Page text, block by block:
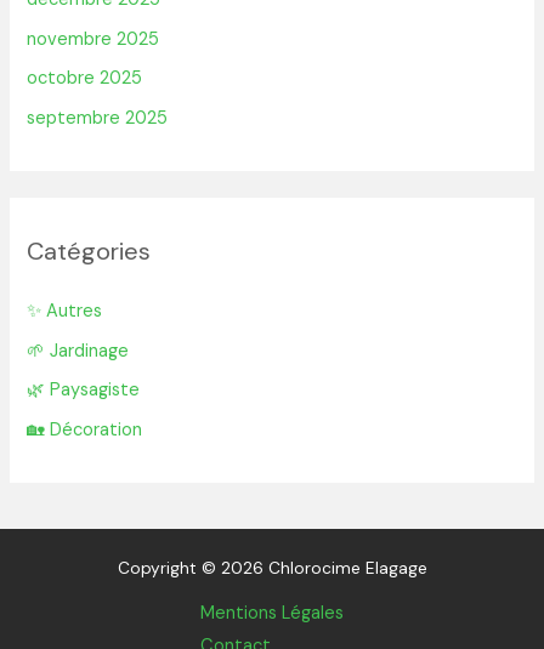
novembre 2025
octobre 2025
septembre 2025
Catégories
✨ Autres
🌱 Jardinage
🌿 Paysagiste
🏡 Décoration
Copyright © 2026 Chlorocime Elagage
Mentions Légales